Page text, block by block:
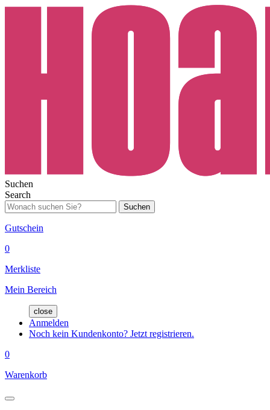
Suchen
Search
Suchen
Gutschein
0
Merkliste
Mein Bereich
close
Anmelden
Noch kein Kundenkonto? Jetzt registrieren.
0
Warenkorb